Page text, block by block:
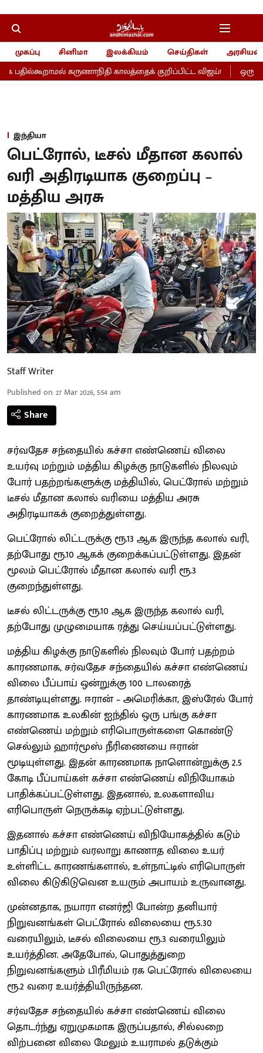
முகப்பு சினிமா இலக்கியம் செய்திகள்
அரசியல்
கருணாநிதி காலத்தைக் குறிப்பிட்ட விஜய்!
ஒரு
இந்தியா
பெட்ரோல், டீசல் மீதான கலால்
வரி அதிரடியாக குறைப்பு –
மத்திய அரசு
Staff Writer
Published on:27 Mar 2026, 5:54 am
Share
சர்வதேச சந்தையில் கச்சா எண்ணெய் விலை
உயர்வு மற்றும் மத்திய கிழக்கு நாடுகளில் நிலவும்
போர் பதற்றங்களுக்கு மத்தியில், பெட்ரோல் மற்றும்
டீசல் மீதான கலால் வரியை மத்திய அரசு
அதிரடியாகக் குறைத்துள்ளது.
பெட்ரோல் லிட்டருக்கு ரூ.13 ஆக இருந்த கலால் வரி,
தற்போது ரூ.10 ஆகக் குறைக்கப்பட்டுள்ளது. இதன்
மூலம் பெட்ரோல் மீதான கலால் வரி ரூ.3
குறைந்துள்ளது.
டீசல் லிட்டருக்கு ரூ.10 ஆக இருந்த கலால் வரி,
தற்போது முழுமையாக ரத்து செய்யப்பட்டுள்ளது.
மத்திய கிழக்கு நாடுகளில் நிலவும் போர் பதற்றம்
காரணமாக, சர்வதேச சந்தையில் கச்சா எண்ணெய்
விலை பீப்பாய் ஒன்றுக்கு 100 டாலரைத்
தாண்டியுள்ளது. ஈரான் – அமெரிக்கா, இஸ்ரேல் போர்
காரணமாக உலகின் ஐந்தில் ஒரு பங்கு கச்சா
எண்ணெய் மற்றும் எரிபொருள்களை கொண்டு
செல்லும் ஹார்மூஸ் நீரிணையை ஈரான்
மூடியுள்ளது. இதன் காரணமாக நாளொன்றுக்கு 2.5
கோடி பீப்பாய்கள் கச்சா எண்ணெய் விநியோகம்
பாதிக்கப்பட்டுள்ளது. இதனால், உலகளாவிய
எரிபொருள் நெருக்கடி ஏற்பட்டுள்ளது.
இதனால் கச்சா எண்ணெய் விநியோகத்தில் கடும்
பாதிப்பு மற்றும் வரலாறு காணாத விலை உயர்
உள்ளிட்ட காரணங்களால், உள்நாட்டில் எரிபொருள்
விலை கிடுகிடுவென உயரும் அபாயம் உருவானது.
முன்னதாக, நயாரா எனர்ஜி போன்ற தனியார்
நிறுவனங்கள் பெட்ரோல் விலையை ரூ.5.30
வரையிலும், டீசல் விலையை ரூ.3 வரையிலும்
உயர்த்தின. அதேபோல், பொதுத்துறை
நிறுவனங்களும் பிரீமியம் ரக பெட்ரோல் விலையை
ரூ.2 வரை உயர்த்தியிருந்தன.
சர்வதேச சந்தையில் கச்சா எண்ணெய் விலை
தொடர்ந்து ஏறுமுகமாக இருப்பதால், சில்லறை
விற்பனை விலை மேலும் உயராமல் தடுக்கும்